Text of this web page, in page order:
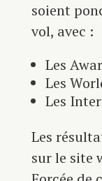
soient
vol, avec :
Les
Les
Les
Les
sur le site